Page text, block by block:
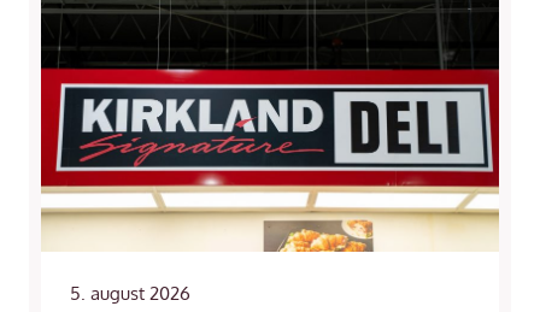
5. august 2026